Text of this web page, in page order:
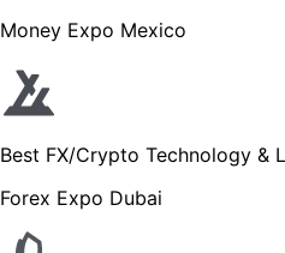
Money Expo Mexico
Best FX/Crypto Technology &
Forex Expo Dubai